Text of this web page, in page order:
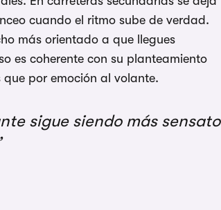
cuando el ritmo sube de verdad.
más orientado a que llegues
es coherente con su planteamiento
por emoción al volante.
sigue siendo más sensato